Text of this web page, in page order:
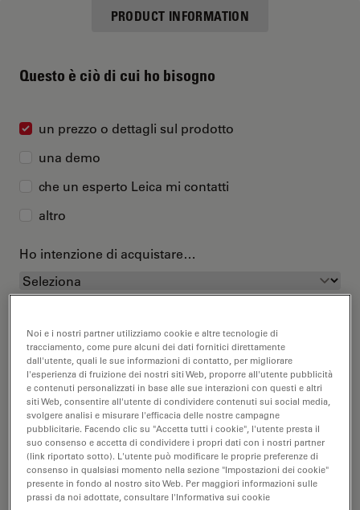
PRODUCT INFORMATION
Questo è ciò di cui ho bisogno
un prezzo o dettagli sul prodotto
una demo
che un esperto Leica mi contatti
altro
Ho intenzione di acquistare…
Questo sono io
Titolo accademico
Nome
Noi e i nostri partner utilizziamo cookie e altre tecnologie di
tracciamento, come pure alcuni dei dati fornitici direttamente
dall'utente, quali le sue informazioni di contatto, per migliorare
l'esperienza di fruizione dei nostri siti Web, proporre all'utente pubblicità
e contenuti personalizzati in base alle sue interazioni con questi e altri
siti Web, consentire all'utente di condividere contenuti sui social media,
svolgere analisi e misurare l'efficacia delle nostre campagne
pubblicitarie. Facendo clic su "Accetta tutti i cookie", l'utente presta il
suo consenso e accetta di condividere i propri dati con i nostri partner
(link riportato sotto). L'utente può modificare le proprie preferenze di
consenso in qualsiasi momento nella sezione "Impostazioni dei cookie"
presente in fondo al nostro sito Web. Per maggiori informazioni sulle
prassi da noi adottate, consultare l'Informativa sui cookie